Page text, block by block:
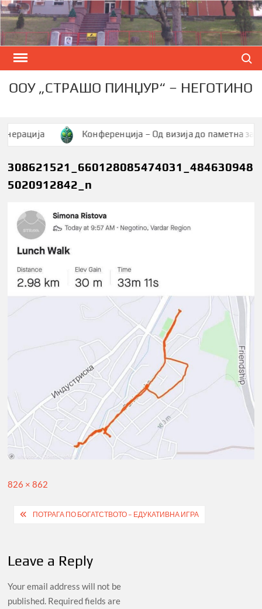
Skip
to
content
ООУ „СТРАШО ПИНЏУР“ – НЕГОТИНО
Конференција – Од визија до паметна заедница
308621521_660128085474031_484630948
5020912842_n
Full
826 × 862
PostПОТРАГА ПО БОГАТСТВОТО – ЕДУКАТИВНА ИГРА
Leave a Reply
Your email address will not be
published. Required fields are